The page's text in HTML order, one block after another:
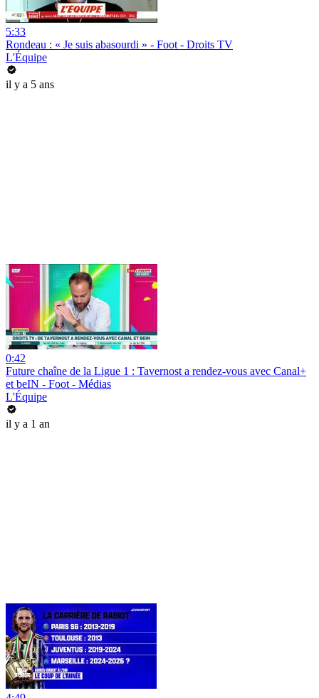
5:33
Rondeau : « Je suis abasourdi » - Foot - Droits TV
L'Équipe
il y a 5 ans
0:42
Future chaîne de la Ligue 1 : Tavernost a rendez-vous avec Canal+
et beIN - Foot - Médias
L'Équipe
il y a 1 an